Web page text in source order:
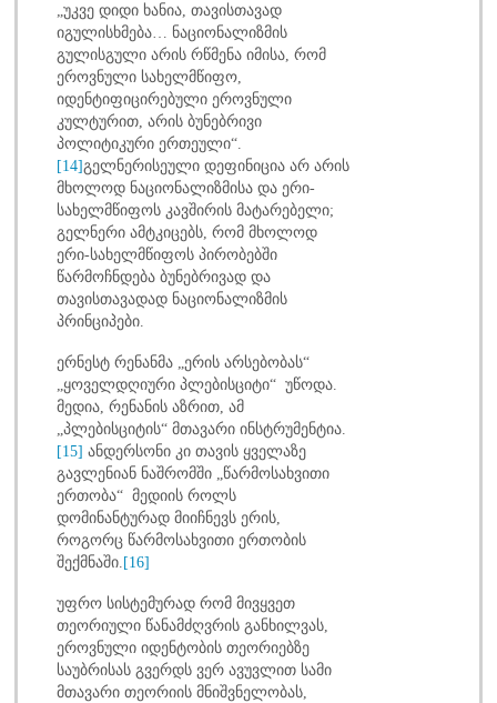
„უკვე დიდი ხანია, თავისთავად
იგულისხმება… ნაციონალიზმის
გულისგული არის რწმენა იმისა, რომ
ეროვნული სახელმწიფო,
იდენტიფიცირებული ეროვნული
კულტურით, არის ბუნებრივი
პოლიტიკური ერთეული“.
[14]გელნერისეული დეფინიცია არ არის
მხოლოდ ნაციონალიზმისა და ერი-
სახელმწიფოს კავშირის მატარებელი;
გელნერი ამტკიცებს, რომ მხოლოდ
ერი-სახელმწიფოს პირობებში
წარმოჩნდება ბუნებრივად და
თავისთავადად ნაციონალიზმის
პრინციპები.
ერნესტ რენანმა „ერის არსებობას“
„ყოველდღიური პლებისციტი“ უწოდა.
მედია, რენანის აზრით, ამ
„პლებისციტის“ მთავარი ინსტრუმენტია.
[15] ანდერსონი კი თავის ყველაზე
გავლენიან ნაშრომში „წარმოსახვითი
ერთობა“ მედიის როლს
დომინანტურად მიიჩნევს ერის,
როგორც წარმოსახვითი ერთობის
შექმნაში.[16]
უფრო სისტემურად რომ მივყვეთ
თეორიული წანამძღვრის განხილვას,
ეროვნული იდენტობის თეორიებზე
საუბრისას გვერდს ვერ ავუვლით სამი
მთავარი თეორიის მნიშვნელობას,